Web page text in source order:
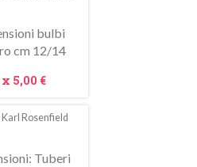
bulbi
cm 12/14
x 5,00 €
Karl Rosenfield
Tuberi